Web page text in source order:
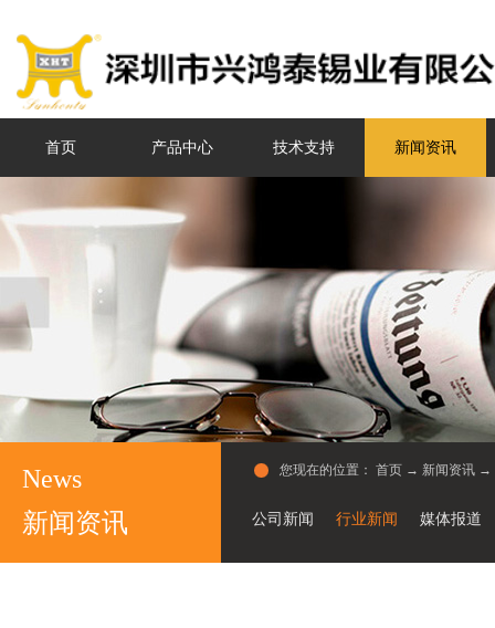
首页 产品中心 技术支持 新闻资讯
新闻资讯
News
公司新闻 行业新闻 媒体报道
您现在的位置： 首页 → 新闻资讯 →